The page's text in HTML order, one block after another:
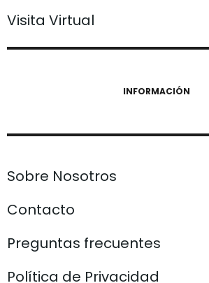
Visita Virtual
INFORMACIÓN
Sobre Nosotros
Contacto
Preguntas frecuentes
Política de Privacidad